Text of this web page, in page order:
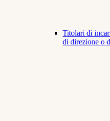
Titolari di
di direzione o